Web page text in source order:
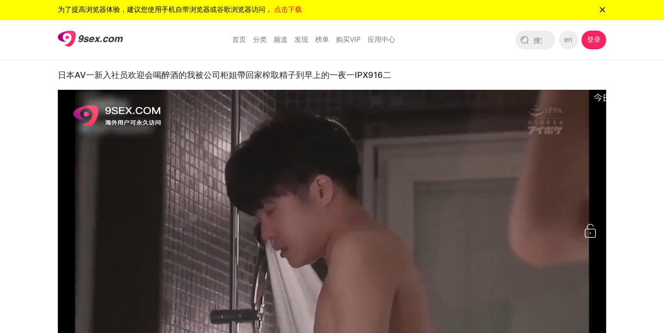
为了提高浏览器体验，建议您使用手机自带浏览器或谷歌浏览器访问， 点击下载
首页 分类 频道 发现 榜单 购买VIP 应用中心 en 登录
日本AV一新入社员欢迎会喝醉酒的我被公司柜姐帶回家榨取精子到早上的一夜一IPX916二